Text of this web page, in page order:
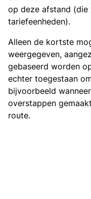
op deze afstand
tariefeenheden).
Alleen de kortste
weergegeven,
gebaseerd worden
echter toegestaan
bijvoorbeeld
overstappen
route.